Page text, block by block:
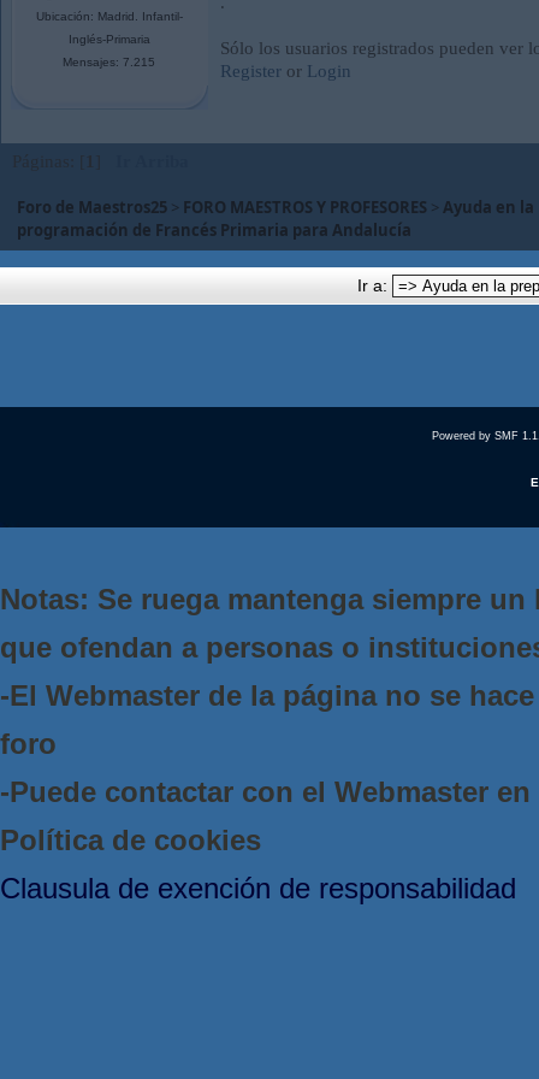
Ubicación: Madrid. Infantil-
Inglés-Primaria
Mensajes: 7.215
Sólo los usuarios registrados pueden ver
Register or Login
Páginas: [ 1
Foro de Maestros25> FORO MAESTROS Y PROFESORES >Ayuda en
programación de Francés Primaria para Andalucía
Ir a:
Powered by SMF
Notas: Se ruega mantenga siempre
que ofendan a personas o
-El Webmaster de la página no se
foro
-Puede contactar con el Webmaster
Política de cookies
Clausula de exención de responsabilidad